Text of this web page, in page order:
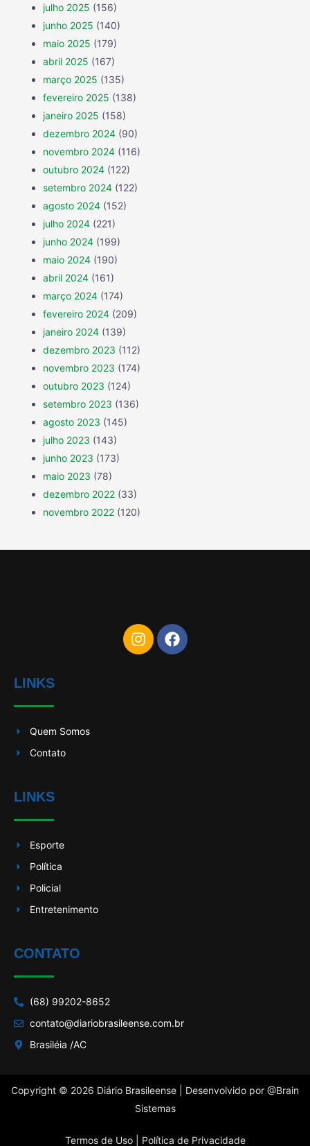
julho 2025 (156)
junho 2025 (140)
maio 2025 (179)
abril 2025 (167)
março 2025 (135)
fevereiro 2025 (138)
janeiro 2025 (158)
dezembro 2024 (90)
novembro 2024 (116)
outubro 2024 (122)
setembro 2024 (122)
agosto 2024 (152)
julho 2024 (221)
junho 2024 (199)
maio 2024 (190)
abril 2024 (161)
março 2024 (174)
fevereiro 2024 (209)
janeiro 2024 (139)
dezembro 2023 (112)
novembro 2023 (174)
outubro 2023 (124)
setembro 2023 (136)
agosto 2023 (145)
julho 2023 (143)
junho 2023 (173)
maio 2023 (78)
dezembro 2022 (33)
novembro 2022 (120)
LINKS
Quem Somos
Contato
LINKS
Esporte
Política
Policial
Entretenimento
CONTATO
(68) 99202-8652
contato@diariobrasileense.com.br
Brasiléia /AC
Copyright © 2026 Diário Brasileense | Desenvolvido por @Brain
Sistemas
Termos de Uso | Política de Privacidade